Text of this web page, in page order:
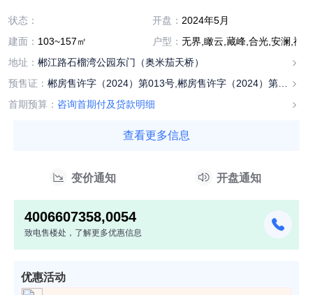
状态： 开盘： 2024年5月
建面： 103~157㎡ 户型： 无界,瞰云,藏峰,合光,安澜,禧
地址： 郴江路石榴湾公园东门（奥米茄天桥）
预售证： 郴房售许字（2024）第013号,郴房售许字（2024）第
013号,郴房售许字（...
首期预算： 咨询首期付及贷款明细
查看更多信息
变价通知 开盘通知
4006607358,0054
致电售楼处，了解更多优惠信息
优惠活动